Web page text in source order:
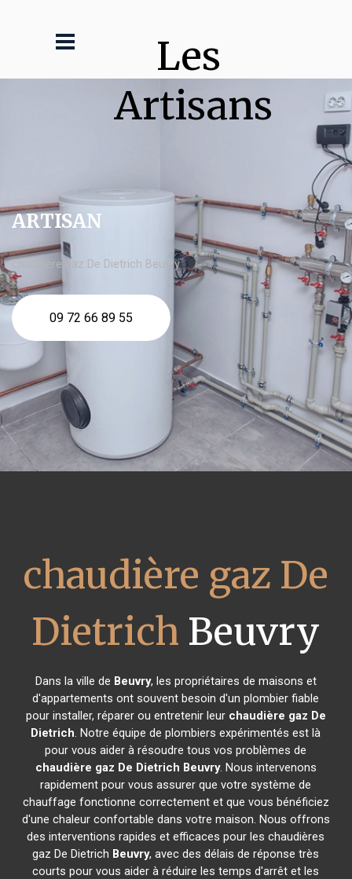
Les
Artisans
ARTISAN
chaudière gaz De Dietrich Beuvry
09 72 66 89 55
chaudière gaz De
Dietrich Beuvry
Dans la ville de Beuvry, les propriétaires de maisons et
d'appartements ont souvent besoin d'un plombier fiable
pour installer, réparer ou entretenir leur chaudière gaz De
Dietrich. Notre équipe de plombiers expérimentés est là
pour vous aider à résoudre tous vos problèmes de
chaudière gaz De Dietrich Beuvry. Nous intervenons
rapidement pour vous assurer que votre système de
chauffage fonctionne correctement et que vous bénéficiez
d'une chaleur confortable dans votre maison. Nous offrons
des interventions rapides et efficaces pour les chaudières
gaz De Dietrich Beuvry, avec des délais de réponse très
courts pour vous aider à réduire les temps d'arrêt et les